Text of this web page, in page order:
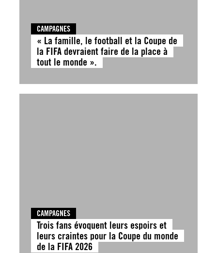
CAMPAGNES
« La famille, le football et la Coupe de
la FIFA devraient faire de la place à
tout le monde ».
CAMPAGNES
Trois fans évoquent leurs espoirs et
leurs craintes pour la Coupe du monde
de la FIFA 2026